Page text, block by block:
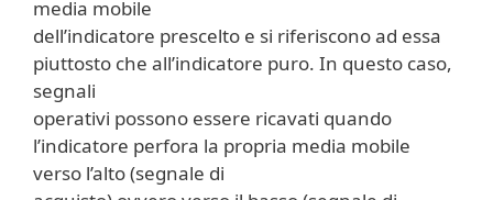
media mobile
dell’indicatore prescelto e si riferiscono ad essa
piuttosto che all’indicatore puro. In questo caso,
segnali
operativi possono essere ricavati quando
l’indicatore perfora la propria media mobile
verso l’alto (segnale di